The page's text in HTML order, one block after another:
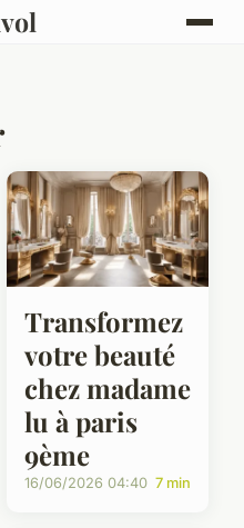
Transformez
votre beauté
chez madame
lu à paris
9ème
16/06/2026 04:40 7 min